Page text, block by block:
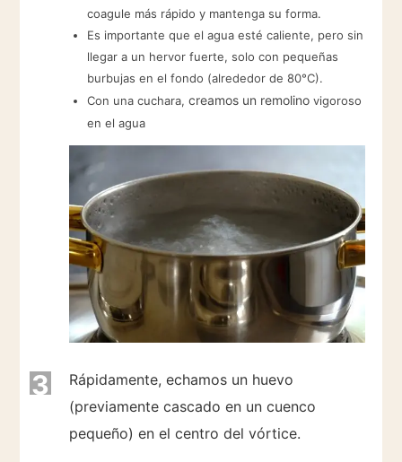
coagule más rápido y mantenga su forma.
Es importante que el agua esté caliente, pero sin
llegar a un hervor fuerte, solo con pequeñas
burbujas en el fondo (alrededor de 80°C).
Con una cuchara,creamos un remolino vigoroso
en el agua
3
Rápidamente, echamos un huevo
(previamente cascado en un cuenco
pequeño) en el centro del vórtice.